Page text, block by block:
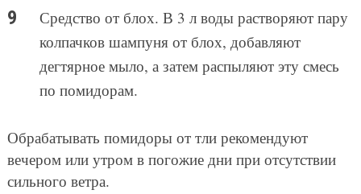
Средство от блох. В 3 л воды растворяют пару
колпачков шампуня от блох, добавляют
дегтярное мыло, а затем распыляют эту смесь
по помидорам.
Обрабатывать помидоры от тли рекомендуют
вечером или утром в погожие дни при отсутствии
сильного ветра.